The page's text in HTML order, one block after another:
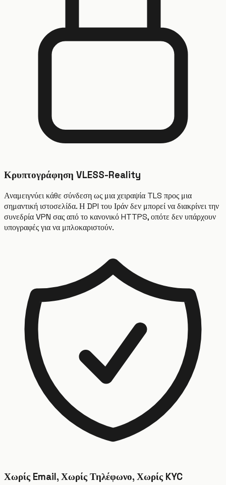
Κρυπτογράφηση VLESS-Reality
Αναμειγνύει κάθε σύνδεση ως μια χειραψία TLS προς μια
σημαντική ιστοσελίδα. Η DPI του Ιράν δεν μπορεί να διακρίνει την
συνεδρία VPN σας από το κανονικό HTTPS, οπότε δεν υπάρχουν
υπογραφές για να μπλοκαριστούν.
Χωρίς Email, Χωρίς Τηλέφωνο, Χωρίς KYC